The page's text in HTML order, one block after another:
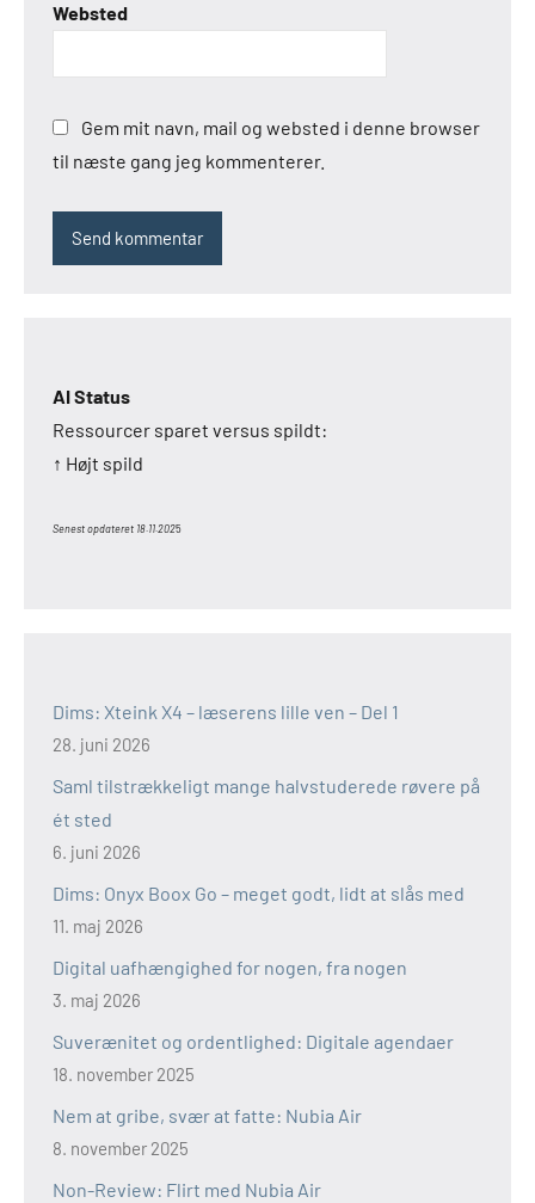
Websted
Gem mit navn, mail og websted i denne browser
til næste gang jeg kommenterer.
AI Status
Ressourcer sparet versus spildt:
↑ Højt spild
Senest opdateret 18.11.2025
Dims: Xteink X4 – læserens lille ven – Del 1
28. juni 2026
Saml tilstrækkeligt mange halvstuderede røvere på
ét sted
6. juni 2026
Dims: Onyx Boox Go – meget godt, lidt at slås med
11. maj 2026
Digital uafhængighed for nogen, fra nogen
3. maj 2026
Suverænitet og ordentlighed: Digitale agendaer
18. november 2025
Nem at gribe, svær at fatte: Nubia Air
8. november 2025
Non-Review: Flirt med Nubia Air